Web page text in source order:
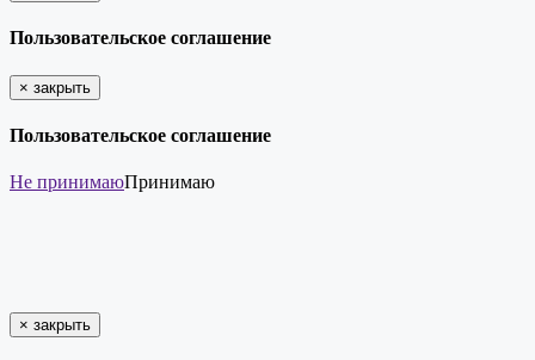
Пользовательское соглашение
× закрыть
Пользовательское соглашение
Не принимаюПринимаю
× закрыть